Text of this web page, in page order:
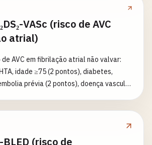
sem peso diagnóstico).
Crit Care Med, tabela SFAR. Não
VASc (risco de AVC
atrial)
AVC em fibrilação atrial não valvar:
idade ≥75 (2 pontos), diabetes,
prévia (2 pontos), doença vascular,
BLED (risco de